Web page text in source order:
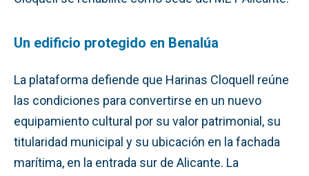
Un edificio protegido en Benalúa
La plataforma defiende que Harinas Cloquell reúne
las condiciones para convertirse en un nuevo
equipamiento cultural por su valor patrimonial, su
titularidad municipal y su ubicación en la fachada
marítima, en la entrada sur de Alicante. La